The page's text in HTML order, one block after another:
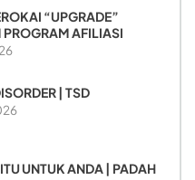
“UPGRADE”
AFILIASI
| TSD
UNTUK ANDA | PADAH